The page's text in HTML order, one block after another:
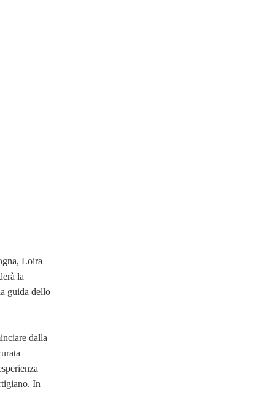
Loira
la
guida dello
dalla
In